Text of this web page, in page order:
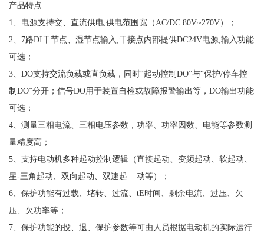
产品特点
1、电源支持交、直流供电,供电范围宽（AC/DC 80V~270V）；
2、7路DI干节点、湿节点输入,干接点内部提供DC24V电源,输入功能
可选；
3、DO支持交流负载或直负载，同时“起动控制DO”与“保护/停车控
制DO”分开；信号DO用于装置自检或故障报警输出等，DO输出功能
可选；
4、测量三相电流、三相电压参数，功率、功率因数、电能等参数测
量精度高；
5、支持电动机多种起动控制逻辑（直接起动、变频起动、软起动、
星-三角起动、双向起动、双速起 动等）；
6、保护功能有过载、堵转、过流、tE时间、剩余电流、过压、欠
压、欠功率等；
7、保护功能的投、退、保护参数等可由人员根据电动机的实际运行